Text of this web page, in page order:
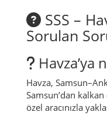
SSS –
Sorulan
Havza’ya
Havza,
Samsun’dan
özel aracınızla